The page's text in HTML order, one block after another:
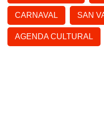
CARNAVAL SAN
AGENDA CULTURAL